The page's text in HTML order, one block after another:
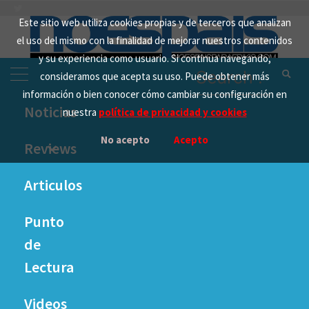
Este sitio web utiliza cookies propias y de terceros que analizan
el uso del mismo con la finalidad de mejorar nuestros contenidos
y su experiencia como usuario. Si continua navegando,
consideramos que acepta su uso. Puede obtener más
información o bien conocer cómo cambiar su configuración en
nuestra política de privacidad y cookies
No acepto Acepto
content
Noticias
Reviews
Videojuegos
PS4
Comics
Articulos
Punto
de
Lectura
Videos
Search
for:
Home Analisis Análisis Indivisible
analisis_Indivisible
_para_Xbox_One_n
otas
28 OCTUBRE, 2019